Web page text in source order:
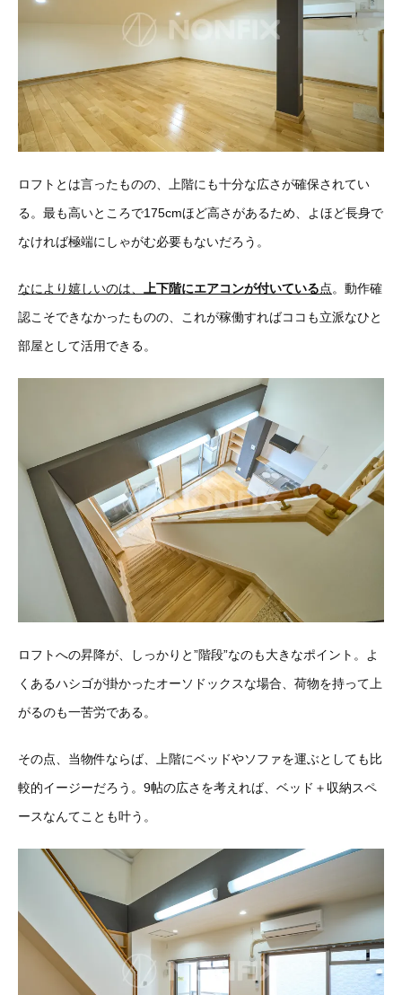
ロフトとは言ったものの、上階にも十分な広さが確保されてい
る。最も高いところで175cmほど高さがあるため、よほど長身で
なければ極端にしゃがむ必要もないだろう。
なにより嬉しいのは、 上下階にエアコンが付いている点。動作確
認こそできなかったものの、これが稼働すればココも立派なひと
部屋として活用できる。
ロフトへの昇降が、しっかりと”階段”なのも大きなポイント。よ
くあるハシゴが掛かったオーソドックスな場合、荷物を持って上
がるのも一苦労である。
その点、当物件ならば、上階にベッドやソファを運ぶとしても比
較的イージーだろう。9帖の広さを考えれば、ベッド＋収納スペ
ースなんてことも叶う。